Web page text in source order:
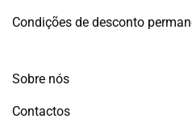
Condições de desconto
Sobre nós
Contactos